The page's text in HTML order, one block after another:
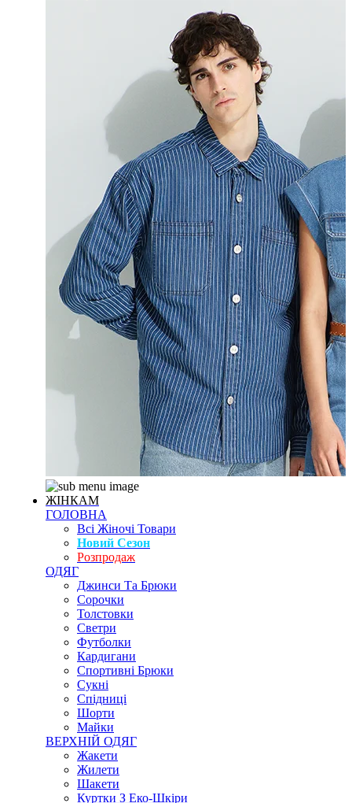
ЖІНКАМ
ГОЛОВНА
Всі Жіночі Товари
Новий Сезон
Розпродаж
ОДЯГ
Джинси Та Брюки
Сорочки
Толстовки
Светри
Футболки
Кардигани
Спортивні Брюки
Сукні
Спідниці
Шорти
Майки
ВЕРХНІЙ ОДЯГ
Жакети
Жилети
Шакети
Куртки З Еко-Шкіри